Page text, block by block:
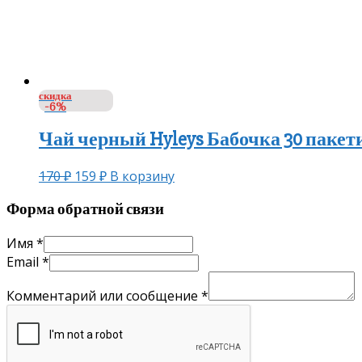
скидка
-6%
Чай черный Hyleys Бабочка 30
170₽ 159 ₽ В корзину
Форма обратной связи
Имя *
Email *
Комментарий или сообщение *